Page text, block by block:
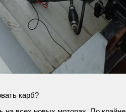
карб?